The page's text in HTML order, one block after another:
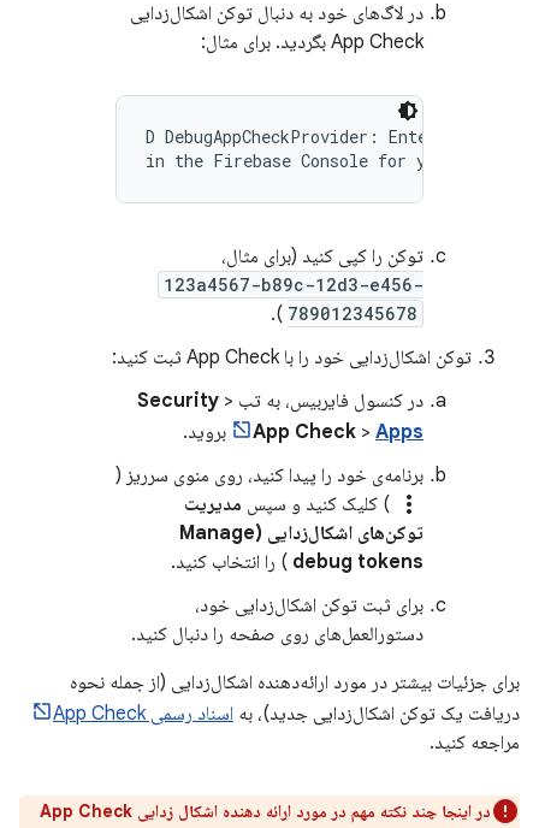
در لاگ‌های خود به دنبال توکن اشکال‌زدایی
App Check بگردید. برای مثال:
D DebugAppCheckProvider: Enter this
توکن را کپی کنید (برای مثال،
123a4567-b89c-12d3-e456-
789012345678
).
توکن اشکال‌زدایی خود را با App Check ثبت کنید:
در کنسول فایربیس، به تب
Security >
App Check > Apps
بروید.
برنامه‌ی خود را پیدا کنید، روی منوی سرریز (
more_vert ) کلیک کنید و سپس مدیریت
توکن‌های اشکال‌زدایی (Manage
debug tokens ) را انتخاب کنید.
برای ثبت توکن اشکال‌زدایی خود،
دستورالعمل‌های روی صفحه را دنبال کنید.
برای جزئیات بیشتر در مورد ارائه‌دهنده اشکال‌زدایی (از جمله نحوه
دریافت یک توکن اشکال‌زدایی جدید)، به اسناد رسمی App Check
مراجعه کنید.
در اینجا چند نکته مهم در مورد ارائه دهنده اشکال زدایی App Check